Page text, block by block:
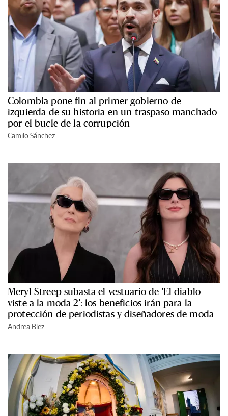
Colombia pone fin al primer gobierno de
izquierda de su historia en un traspaso manchado
por el bucle de la corrupción
Camilo Sánchez
Meryl Streep subasta el vestuario de 'El diablo
viste a la moda 2': los beneficios irán para la
protección de periodistas y diseñadores de moda
Andrea Blez